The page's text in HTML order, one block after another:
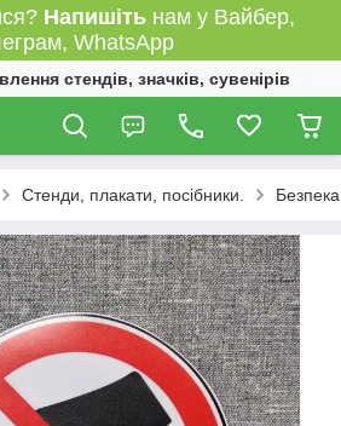
Напишітьнам у Вайбер,
WhatsApp
стендів, значків, сувенірів
Стенди, плакати, посібники.